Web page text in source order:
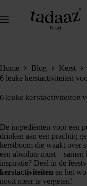
de
Home Blog
Kerst
6 leuke kerstactiviteiten
6 leuke kerstactiviteiten
De ingrediënten voor een
drinken aan een prachtig
kerstboom die waakt over
een absolute must – samen l
inspiratie? Deel in de
kerstactiviteiten en het
nooit meer te vergeten!